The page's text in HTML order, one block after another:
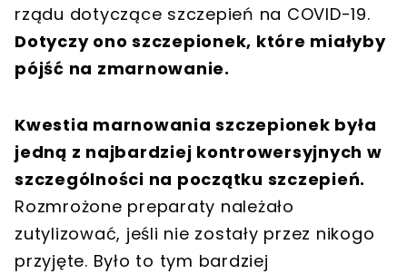
rządu dotyczące szczepień na COVID-19.
Dotyczy ono szczepionek, które miałyby
pójść na zmarnowanie.
Kwestia marnowania szczepionek była
jedną z najbardziej kontrowersyjnych w
szczególności na początku szczepień.
Rozmrożone preparaty należało
zutylizować, jeśli nie zostały przez nikogo
przyjęte. Było to tym bardziej